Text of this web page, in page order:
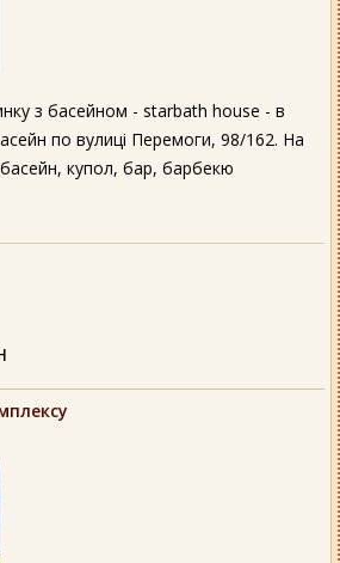
з басейном - starbath house - в
по вулиці Перемоги, 98/162. На
басейн, купол, бар, барбекю